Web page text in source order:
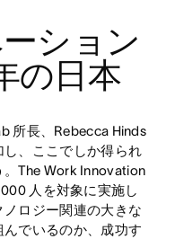
ション
の日本
所長、Rebecca Hinds
、ここでしか得られ
The Work Innovation
人を対象に実施し
ロジー関連の大きな
でいるのか、成功す